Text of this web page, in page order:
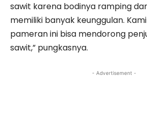
sawit karena bodinya ramping
memiliki banyak keunggulan.
pameran ini bisa mendorong
sawit,” pungkasnya.
- Advertisement -